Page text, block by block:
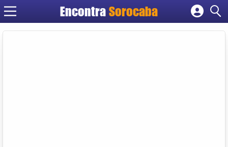
EncontraSorocaba
Cadastrar empresa